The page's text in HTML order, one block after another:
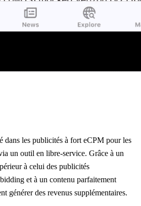
dans les publicités à fort eCPM pour les
un outil en libre-service. Grâce à un
à celui des publicités
et à un contenu parfaitement
générer des revenus supplémentaires.